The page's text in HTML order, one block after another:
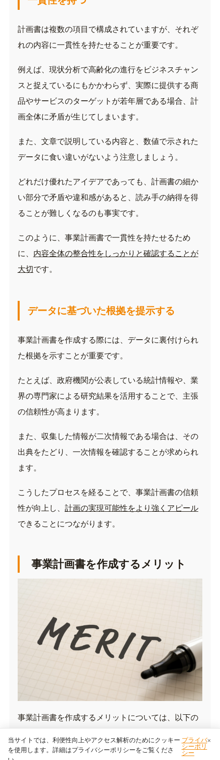
計画書は複数の項目で構成されていますが、それぞ
れの内容に一貫性を持たせることが重要です。
例えば、現状分析で高齢化の進行をビジネスチャン
スと捉えているにもかかわらず、実際に提供する商
品やサービスのターゲットが若年層である場合、計
画全体に矛盾が生じてしまいます。
また、文章で説明している内容と、数値で示された
データに食い違いがないよう注意しましょう。
どれだけ優れたアイデアであっても、計画書の細か
い部分で矛盾や違和感があると、読み手の納得を得
ることが難しくなるのも事実です。
このように、事業計画書で一貫性を持たせるため
に、 内容全体の整合性をしっかりと確認することが
大切です。
データに基づいた根拠を提示する
事業計画書を作成する際には、データに裏付けられ
た根拠を示すことが重要です。
たとえば、政府機関が公表している統計情報や、業
界の専門家による研究結果を活用することで、主張
の信頼性が高まります。
また、収集した情報が二次情報である場合は、その
出典をたどり、一次情報を確認することが求められ
ます。
こうしたプロセスを経ることで、事業計画書の信頼
性が向上し、 計画の実現可能性をより強くアピール
できることにつながります。
事業計画書を作成するメリット
事業計画書を作成するメリットについては、以下の
×
当サイトでは、利便性向上やアクセス解析のためにクッキー
を使用します。詳細はプライバシーポリシーをご覧くださ
プライバ
シーポリ
シー